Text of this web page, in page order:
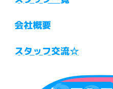
会社概要
スタッフ交流☆